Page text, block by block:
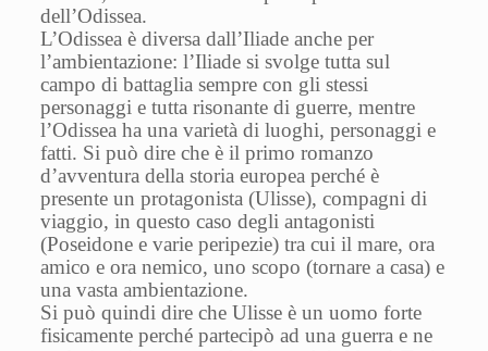
dell’Odissea.
L’Odissea è diversa dall’Iliade anche per
l’ambientazione: l’Iliade si svolge tutta sul
campo di battaglia sempre con gli stessi
personaggi e tutta risonante di guerre, mentre
l’Odissea ha una varietà di luoghi, personaggi e
fatti. Si può dire che è il primo romanzo
d’avventura della storia europea perché è
presente un protagonista (Ulisse), compagni di
viaggio, in questo caso degli antagonisti
(Poseidone e varie peripezie) tra cui il mare, ora
amico e ora nemico, uno scopo (tornare a casa) e
una vasta ambientazione.
Si può quindi dire che Ulisse è un uomo forte
fisicamente perché partecipò ad una guerra e ne